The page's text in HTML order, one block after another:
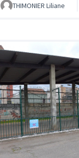
THIMONIER Liliane